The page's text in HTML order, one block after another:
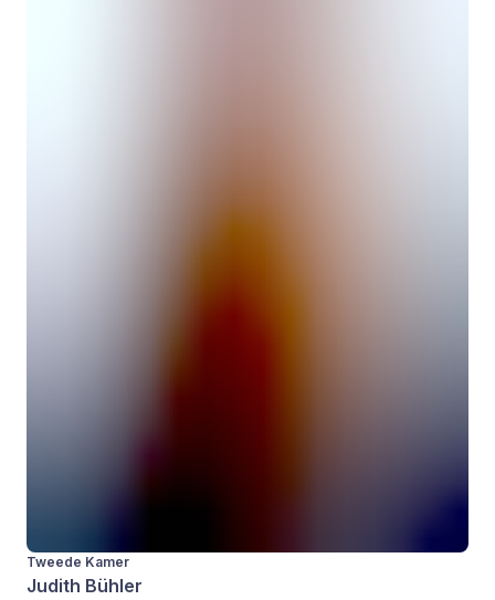
Tweede Kamer
Judith Bühler